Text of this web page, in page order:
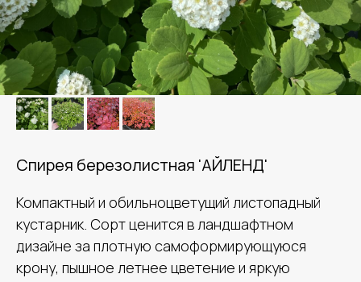
Спирея березолистная 'АЙЛЕНД'
Компактный и обильноцветущий листопадный
кустарник. Сорт ценится в ландшафтном
дизайне за плотную самоформирующуюся
крону, пышное летнее цветение и яркую